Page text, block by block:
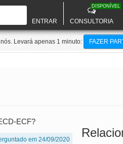
ENTRAR CONSULTORIA
DISPONÍVEL
Levará apenas 1 minuto: FAZER
ECF?
em 24/09/2020